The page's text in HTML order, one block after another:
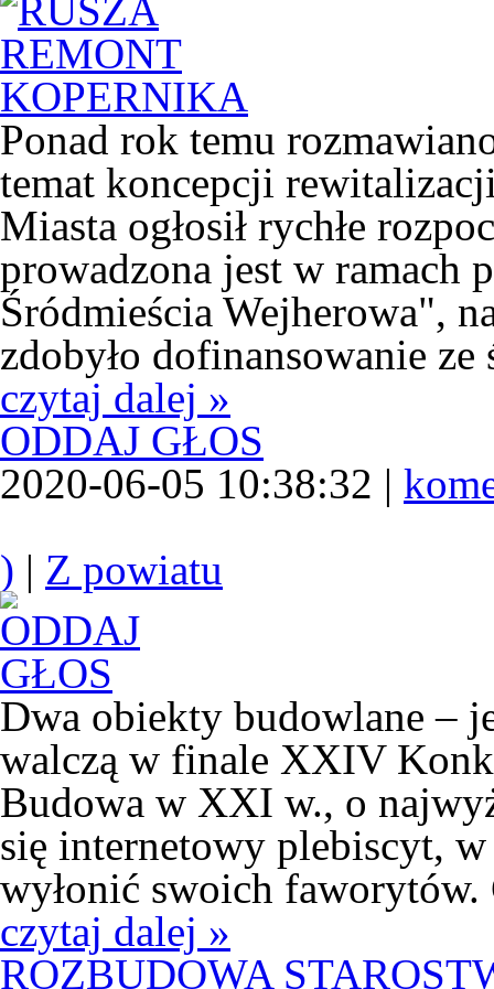
Ponad rok temu
temat koncepcji
Miasta ogłosił rychłe
prowadzona jest w
Śródmieścia Wejherowa",
zdobyło dofinansowanie
czytaj dalej »
ODDAJ GŁOS
2020-06-05 10:38:32 |
) | Z powiatu
Dwa obiekty budowlane –
walczą w finale XXIV
Budowa w XXI w., o
się internetowy plebiscyt,
wyłonić swoich faworytów.
czytaj dalej »
ROZBUDOWA